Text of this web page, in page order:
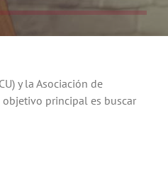
y la Asociación de
objetivo principal es buscar